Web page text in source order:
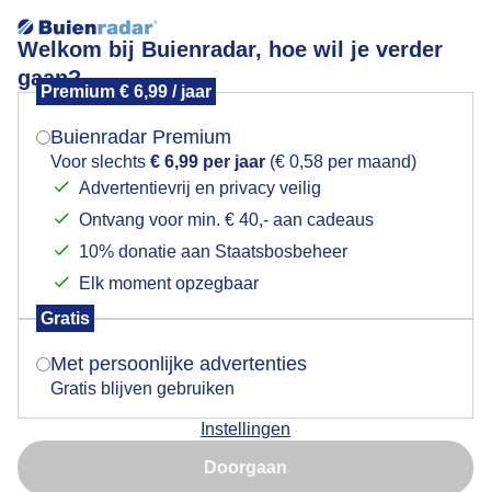
Welkom bij Buienradar, hoe wil je verder
gaan?
Premium € 6,99 / jaar
Buienradar Premium
Voor slechts € 6,99 per jaar (€ 0,58 per maand)
Advertentievrij en privacy veilig
Ontvang voor min. € 40,- aan cadeaus
10% donatie aan Staatsbosbeheer
Elk moment opzegbaar
Gratis
Met persoonlijke advertenties
Gratis blijven gebruiken
Instellingen
Doorgaan
Dreigende wolkenlucht
Mogen we je locatie gebruiken voor het
Indien je hier nog geen akkoord op hebt gegeven,
verschijnt er zo een pop-up uit je browser waarin
Is goed, toon de popup
Nu niet, misschien later